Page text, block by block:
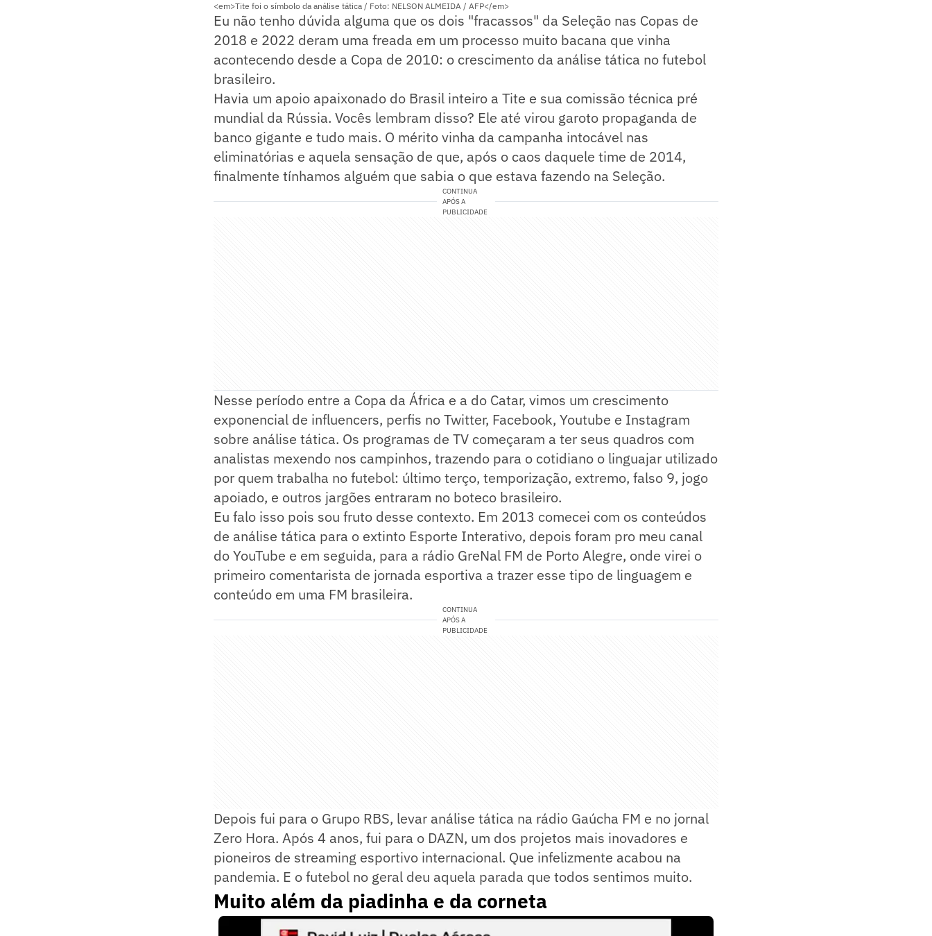
<em>Tite foi o símbolo da análise tática / Foto: NELSON ALMEIDA / AFP</em>
Eu não tenho dúvida alguma que os dois "fracassos" da Seleção nas Copas de
2018 e 2022 deram uma freada em um processo muito bacana que vinha
acontecendo desde a Copa de 2010: o crescimento da análise tática no futebol
brasileiro.
Havia um apoio apaixonado do Brasil inteiro a Tite e sua comissão técnica pré
mundial da Rússia. Vocês lembram disso? Ele até virou garoto propaganda de
banco gigante e tudo mais. O mérito vinha da campanha intocável nas
eliminatórias e aquela sensação de que, após o caos daquele time de 2014,
finalmente tínhamos alguém que sabia o que estava fazendo na Seleção.
CONTINUA
APÓS A
PUBLICIDADE
Nesse período entre a Copa da África e a do Catar, vimos um crescimento
exponencial de influencers, perfis no Twitter, Facebook, Youtube e Instagram
sobre análise tática. Os programas de TV começaram a ter seus quadros com
analistas mexendo nos campinhos, trazendo para o cotidiano o linguajar utilizado
por quem trabalha no futebol: último terço, temporização, extremo, falso 9, jogo
apoiado, e outros jargões entraram no boteco brasileiro.
Eu falo isso pois sou fruto desse contexto. Em 2013 comecei com os conteúdos
de análise tática para o extinto Esporte Interativo, depois foram pro meu canal
do YouTube e em seguida, para a rádio GreNal FM de Porto Alegre, onde virei o
primeiro comentarista de jornada esportiva a trazer esse tipo de linguagem e
conteúdo em uma FM brasileira.
CONTINUA
APÓS A
PUBLICIDADE
Depois fui para o Grupo RBS, levar análise tática na rádio Gaúcha FM e no jornal
Zero Hora. Após 4 anos, fui para o DAZN, um dos projetos mais inovadores e
pioneiros de streaming esportivo internacional. Que infelizmente acabou na
pandemia. E o futebol no geral deu aquela parada que todos sentimos muito.
Muito além da piadinha e da corneta